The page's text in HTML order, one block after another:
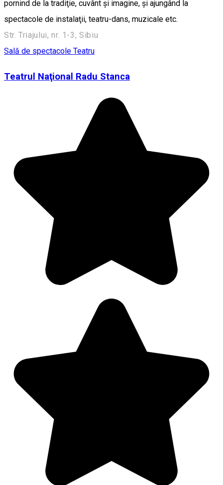
pornind de la tradiţie, cuvânt şi imagine, şi ajungând la
spectacole de instalaţii, teatru-dans, muzicale etc.
Str. Triajului, nr. 1-3, Sibiu
Sală de spectacole Teatru
Teatrul Naţional Radu Stanca